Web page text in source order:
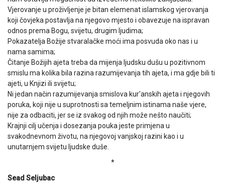
Vjerovanje u proživljenje je bitan elemenat islamskog vjerovanja
koji čovjeka postavlja na njegovo mjesto i obavezuje na ispravan
odnos prema Bogu, svijetu, drugim ljudima;
Pokazatelja Božije stvaralačke moći ima posvuda oko nas i u
nama samima;
Čitanje Božijih ajeta treba da mijenja ljudsku dušu u pozitivnom
smislu ma kolika bila razina razumijevanja tih ajeta, i ma gdje bili ti
ajeti, u Knjizi ili svijetu;
Ni jedan način razumijevanja smislova kur'anskih ajeta i njegovih
poruka, koji nije u suprotnosti sa temeljnim istinama naše vjere,
nije za odbaciti, jer se iz svakog od njih može nešto naučiti;
Krajnji cilj učenja i dosezanja pouka jeste primjena u
svakodnevnom životu, na njegovoj vanjskoj razini kao i u
unutarnjem svijetu ljudske duše.
*
Sead Seljubac